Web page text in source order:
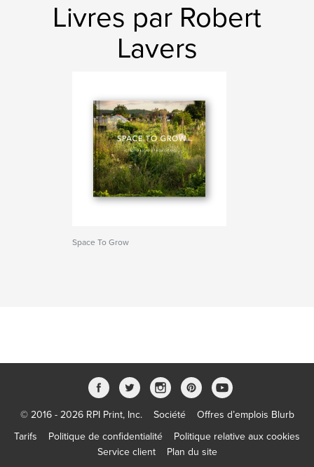
Livres par Robert
Lavers
Space To Grow
© 2016 - 2026 RPI Print, Inc. Société
Offres d’emplois Blurb
Tarifs
Politique de confidentialité
Politique relative aux cookies
Service client
Plan du site